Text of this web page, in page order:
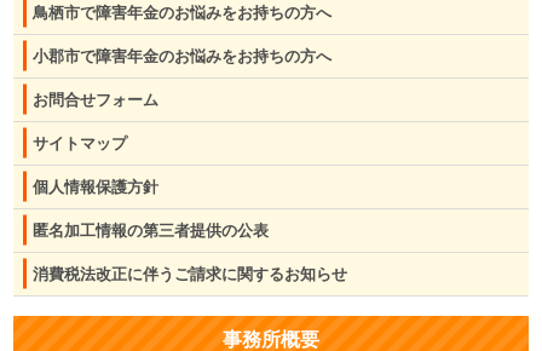
鳥栖市で障害年金のお悩みをお持ちの方へ
小郡市で障害年金のお悩みをお持ちの方へ
お問合せフォーム
サイトマップ
個人情報保護方針
匿名加工情報の第三者提供の公表
消費税法改正に伴うご請求に関するお知らせ
事務所概要